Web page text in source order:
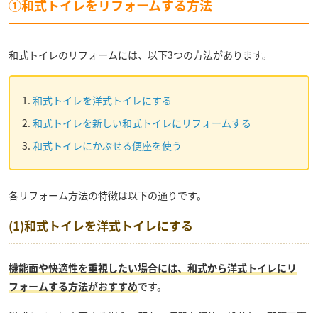
①和式トイレをリフォームする方法
和式トイレのリフォームには、以下3つの方法があります。
和式トイレを洋式トイレにする
和式トイレを新しい和式トイレにリフォームする
和式トイレにかぶせる便座を使う
各リフォーム方法の特徴は以下の通りです。
(1)和式トイレを洋式トイレにする
機能面や快適性を重視したい場合には、和式から洋式トイレにリ
フォームする方法がおすすめです。